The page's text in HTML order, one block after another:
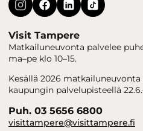
Visit Tampere
Matkailuneuvonta palvelee
ma–pe klo 10–15.
Kesällä 2026
kaupungin palvelupisteellä
Puh. 03 5656 6800
visittampere@visittampere.fi